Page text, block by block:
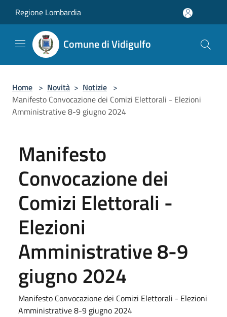
Regione Lombardia
Comune di Vidigulfo
Home > Novità > Notizie >
Manifesto Convocazione dei Comizi Elettorali - Elezioni
Amministrative 8-9 giugno 2024
Manifesto
Convocazione dei
Comizi Elettorali -
Elezioni
Amministrative 8-9
giugno 2024
Manifesto Convocazione dei Comizi Elettorali - Elezioni
Amministrative 8-9 giugno 2024